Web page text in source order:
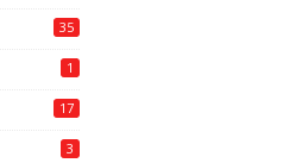
35
1
17
3